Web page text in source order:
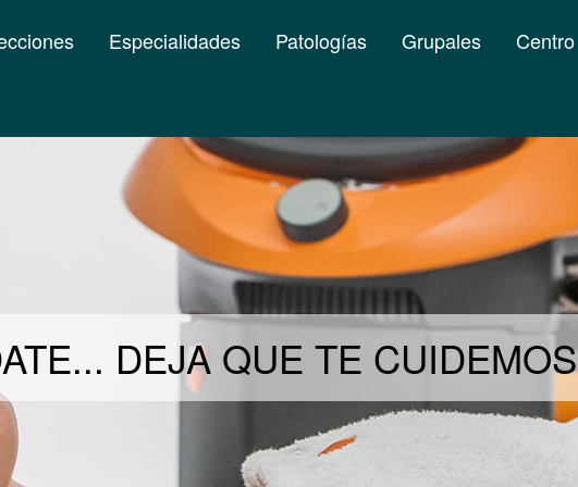
Especialidades Patologías Grupales Centro
DEJA QUE TE CUIDEMOS